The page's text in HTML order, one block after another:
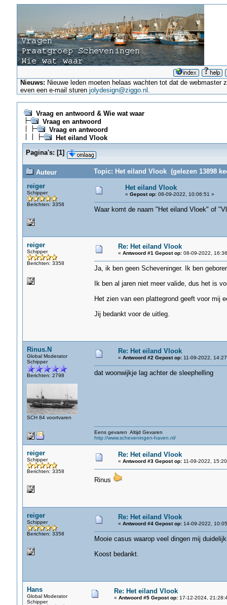
Nieuws: Nieuwe leden moeten helaas wachten tot dat de
even een e-mail sturenjolydesign@ziggo.nl .
Vraag en antwoord & Wie wat waar
Vraag en antwoord
Vraag en antwoord
Het eiland Vlook
Pagina's: [1]
Auteur
Topic: Het eiland Vlook (gelezen 13898
reiger
Schipper
Berichten: 3358
Het eiland Vlook
« Gepost op:08-09-2022, 10:06:51 »
Waar komt de naam "Het eiland Vloek" of
reiger
Schipper
Berichten: 3358
Re: Het eiland Vlook
« Antwoord #1 Gepost op:08-09-2022,
Ja, ik ben geen Scheveninger. Ik ben
Ik ben al jaren niet meer valide, dus het is
Het zien van een plattegrond geeft voor mij
Jij bedankt voor de uitleg.
Rinus.N
Global Moderator
Schipper
Berichten: 2798
SCH 84 voortvaren
Re: Het eiland Vlook
« Antwoord #2 Gepost op:11-09-2022,
dat woonwijkje lag achter de sleephelling
Eens gevaren Altijd Gevaren
http://www.scheveningen-haven.nl/
reiger
Schipper
Berichten: 3358
Re: Het eiland Vlook
« Antwoord #3 Gepost op:11-09-2022,
Rinus
reiger
Schipper
Berichten: 3358
Re: Het eiland Vlook
« Antwoord #4 Gepost op:14-09-2022,
Mooie casus waarop veel dingen mij
Koost bedankt.
Hans
Global Moderator
Schipper
Re: Het eiland Vlook
« Antwoord #5 Gepost op:17-12-2024,